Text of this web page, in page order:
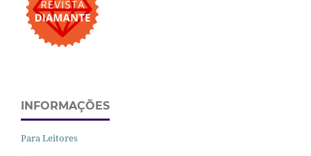
INFORMAÇÕES
Para Leitores